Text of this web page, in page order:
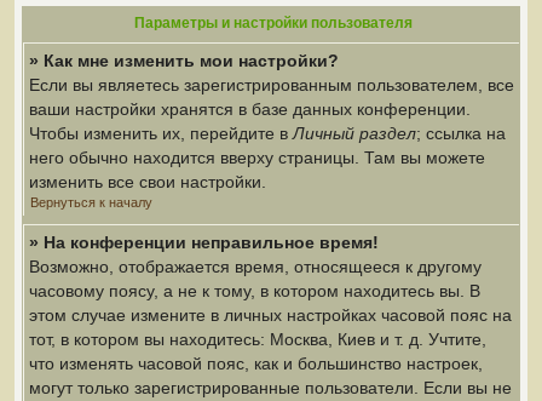
Параметры и настройки пользователя
» Как мне изменить мои настройки?
Если вы являетесь зарегистрированным пользователем, все
ваши настройки хранятся в базе данных конференции.
Чтобы изменить их, перейдите в Личный раздел; ссылка на
него обычно находится вверху страницы. Там вы можете
изменить все свои настройки.
Вернуться к началу
» На конференции неправильное время!
Возможно, отображается время, относящееся к другому
часовому поясу, а не к тому, в котором находитесь вы. В
этом случае измените в личных настройках часовой пояс на
тот, в котором вы находитесь: Москва, Киев и т. д. Учтите,
что изменять часовой пояс, как и большинство настроек,
могут только зарегистрированные пользователи. Если вы не